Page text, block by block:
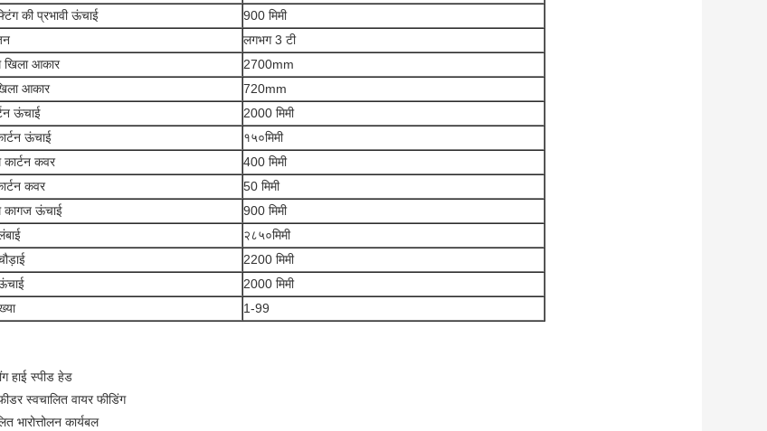
की प्रभावी ऊंचाई
900 मिमी
लगभग 3 टी
आकार
2700mm
आकार
720mm
ऊंचाई
2000 मिमी
ऊंचाई
१५०मिमी
कवर
400 मिमी
कवर
50 मिमी
कागज ऊंचाई
900 मिमी
२८५०मिमी
2200 मिमी
2000 मिमी
1-99
हाई स्पीड हेड
स्वचालित वायर फीडिंग
भारोत्तोलन कार्यबल